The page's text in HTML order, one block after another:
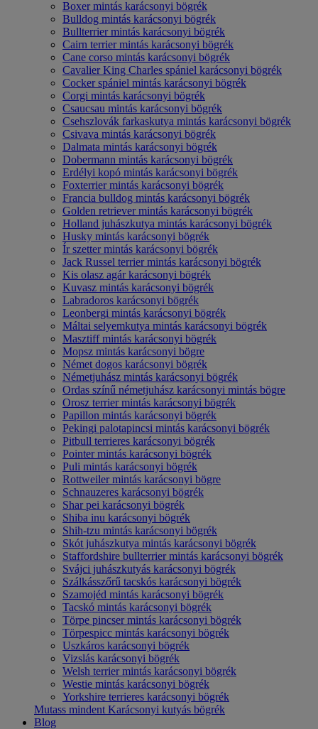
Boxer mintás karácsonyi bögrék
Bulldog mintás karácsonyi bögrék
Bullterrier mintás karácsonyi bögrék
Cairn terrier mintás karácsonyi bögrék
Cane corso mintás karácsonyi bögrék
Cavalier King Charles spániel karácsonyi bögrék
Cocker spániel mintás karácsonyi bögrék
Corgi mintás karácsonyi bögrék
Csaucsau mintás karácsonyi bögrék
Csehszlovák farkaskutya mintás karácsonyi bögrék
Csivava mintás karácsonyi bögrék
Dalmata mintás karácsonyi bögrék
Dobermann mintás karácsonyi bögrék
Erdélyi kopó mintás karácsonyi bögrék
Foxterrier mintás karácsonyi bögrék
Francia bulldog mintás karácsonyi bögrék
Golden retriever mintás karácsonyi bögrék
Holland juhászkutya mintás karácsonyi bögrék
Husky mintás karácsonyi bögrék
Ír szetter mintás karácsonyi bögrék
Jack Russel terrier mintás karácsonyi bögrék
Kis olasz agár karácsonyi bögrék
Kuvasz mintás karácsonyi bögrék
Labradoros karácsonyi bögrék
Leonbergi mintás karácsonyi bögrék
Máltai selyemkutya mintás karácsonyi bögrék
Masztiff mintás karácsonyi bögrék
Mopsz mintás karácsonyi bögre
Német dogos karácsonyi bögrék
Németjuhász mintás karácsonyi bögrék
Ordas színű németjuhász karácsonyi mintás bögre
Orosz terrier mintás karácsonyi bögrék
Papillon mintás karácsonyi bögrék
Pekingi palotapincsi mintás karácsonyi bögrék
Pitbull terrieres karácsonyi bögrék
Pointer mintás karácsonyi bögrék
Puli mintás karácsonyi bögrék
Rottweiler mintás karácsonyi bögre
Schnauzeres karácsonyi bögrék
Shar pei karácsonyi bögrék
Shiba inu karácsonyi bögrék
Shih-tzu mintás karácsonyi bögrék
Skót juhászkutya mintás karácsonyi bögrék
Staffordshire bullterrier mintás karácsonyi bögrék
Svájci juhászkutyás karácsonyi bögrék
Szálkásszőrű tacskós karácsonyi bögrék
Szamojéd mintás karácsonyi bögrék
Tacskó mintás karácsonyi bögrék
Törpe pincser mintás karácsonyi bögrék
Törpespicc mintás karácsonyi bögrék
Uszkáros karácsonyi bögrék
Vizslás karácsonyi bögrék
Welsh terrier mintás karácsonyi bögrék
Westie mintás karácsonyi bögrék
Yorkshire terrieres karácsonyi bögrék
Mutass mindent Karácsonyi kutyás bögrék
Blog